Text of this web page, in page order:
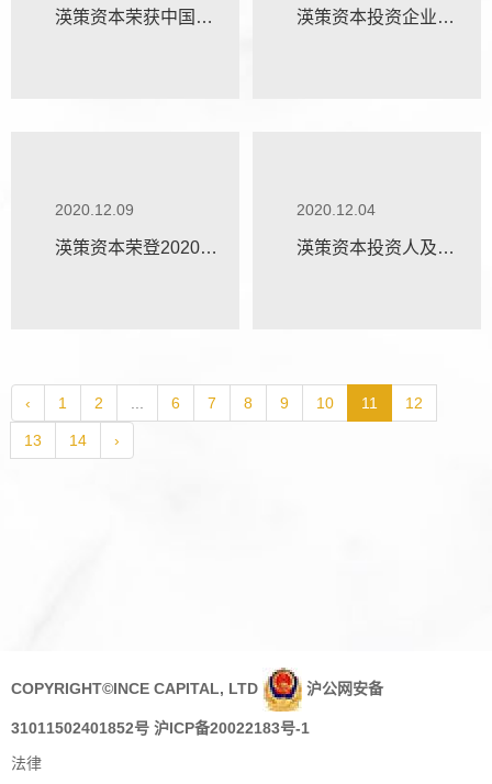
渶策资本荣获中国风
渶策资本投资企业荣
2020.12.09
渶策资本荣登2020中
2020.12.04
渶策资本投资人及投
‹ 1 2 ... 6 7 8 9 10 11 12
13 14 ›
COPYRIGHT©INCE CAPITAL, LTD 沪公网安备
31011502401852号 沪ICP备20022183号-1
法律